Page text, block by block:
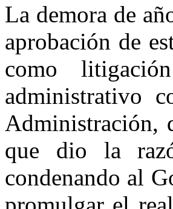
La demora de
aprobación de
como
administrativo
Administración,
que dio la
condenando al